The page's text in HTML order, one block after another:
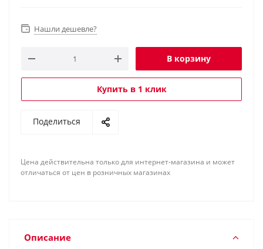
Нашли дешевле?
В корзину
Купить в 1 клик
Поделиться
Цена действительна только для интернет-магазина и может
отличаться от цен в розничных магазинах
Описание